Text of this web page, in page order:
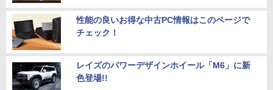
性能の良いお得な中古PC情報はこのページで
チェック！
レイズのパワーデザインホイール「M6」に新
色登場!!